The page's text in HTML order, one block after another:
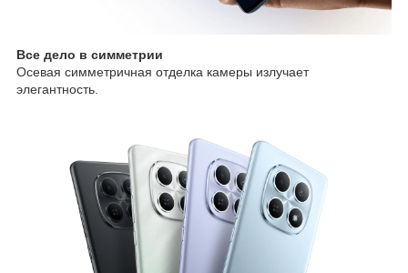
Все дело в симметрии
Осевая симметричная отделка камеры излучает
элегантность.